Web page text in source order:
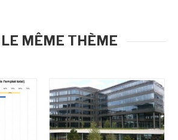
LE MÊME THÈME